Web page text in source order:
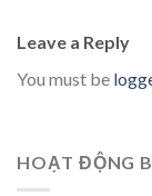
Leave a Reply
You must be
HOẠT ĐỘNG